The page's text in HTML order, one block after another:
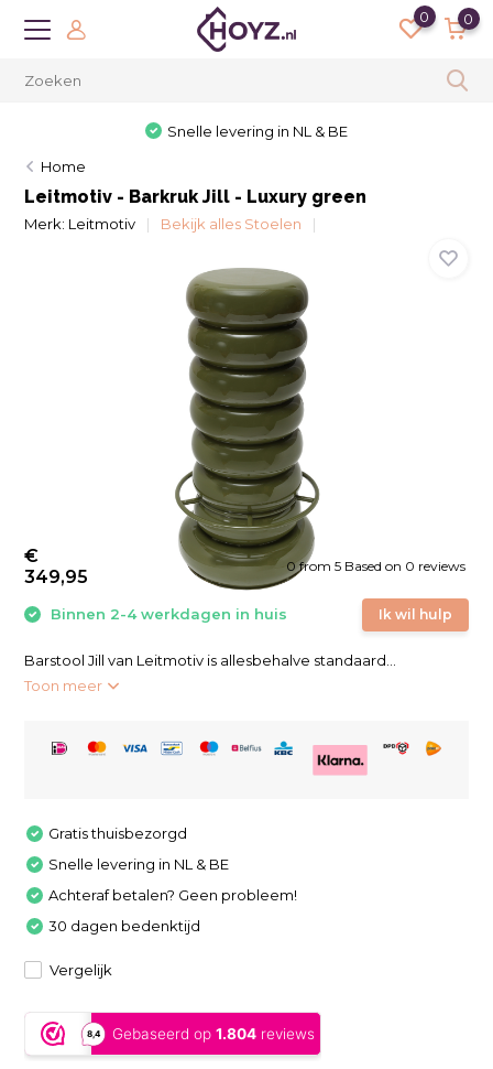
0 0
Snelle levering in NL & BE
Home
Leitmotiv - Barkruk Jill - Luxury green
Merk: Leitmotiv Bekijk alles Stoelen
0 from 5 Based on 0 reviews
Ik wil hulp
€
349,95
Binnen 2-4 werkdagen in huis
Barstool Jill van Leitmotiv is allesbehalve standaard...
Toon meer
Gratis thuisbezorgd
Snelle levering in NL & BE
Achteraf betalen? Geen probleem!
30 dagen bedenktijd
Vergelijk